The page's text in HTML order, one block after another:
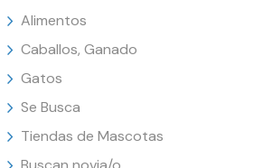
Alimentos
Caballos, Ganado
Gatos
Se Busca
Tiendas de Mascotas